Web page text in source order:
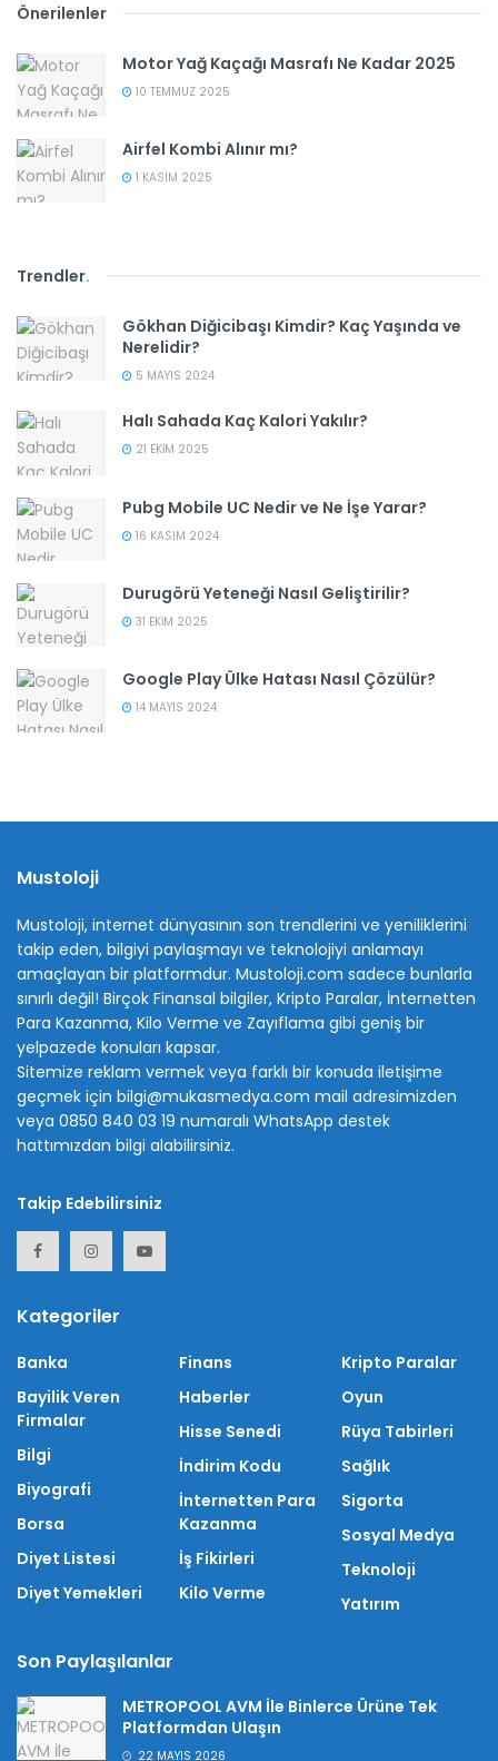
Önerilenler
Motor Yağ Kaçağı Masrafı Ne Kadar 2025
10 TEMMUZ 2025
Airfel Kombi Alınır mı?
1 KASIM 2025
Trendler.
Gökhan Diğicibaşı Kimdir? Kaç Yaşında ve
Nerelidir?
5 MAYIS 2024
Halı Sahada Kaç Kalori Yakılır?
21 EKIM 2025
Pubg Mobile UC Nedir ve Ne İşe Yarar?
16 KASIM 2024
Durugörü Yeteneği Nasıl Geliştirilir?
31 EKIM 2025
Google Play Ülke Hatası Nasıl Çözülür?
14 MAYIS 2024
Mustoloji
Mustoloji, internet dünyasının son trendlerini ve yeniliklerini
takip eden, bilgiyi paylaşmayı ve teknolojiyi anlamayı
amaçlayan bir platformdur. Mustoloji.com sadece bunlarla
sınırlı değil! Birçok Finansal bilgiler, Kripto Paralar, İnternetten
Para Kazanma, Kilo Verme ve Zayıflama gibi geniş bir
yelpazede konuları kapsar.
Sitemize reklam vermek veya farklı bir konuda iletişime
geçmek için bilgi@mukasmedya.com mail adresimizden
veya 0850 840 03 19 numaralı WhatsApp destek
hattımızdan bilgi alabilirsiniz.
Takip Edebilirsiniz
Kategoriler
Banka
Bayilik Veren
Firmalar
Bilgi
Biyografi
Borsa
Diyet Listesi
Diyet Yemekleri
Finans
Haberler
Hisse Senedi
İndirim Kodu
İnternetten Para
Kazanma
İş Fikirleri
Kilo Verme
Kripto Paralar
Oyun
Rüya Tabirleri
Sağlık
Sigorta
Sosyal Medya
Teknoloji
Yatırım
Son Paylaşılanlar
METROPOOL AVM İle Binlerce Ürüne Tek
Platformdan Ulaşın
22 MAYIS 2026